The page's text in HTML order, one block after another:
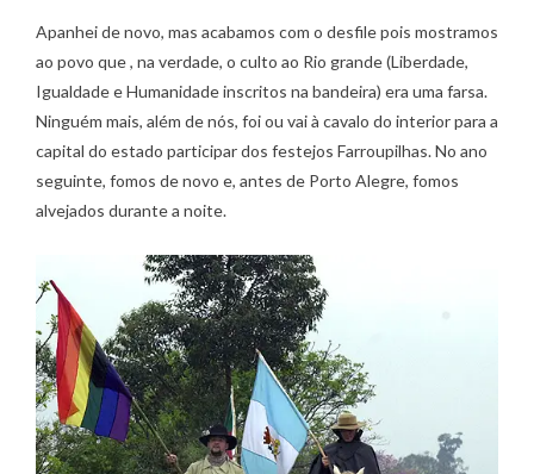
Apanhei de novo, mas acabamos com o desfile pois mostramos
ao povo que , na verdade, o culto ao Rio grande (Liberdade,
Igualdade e Humanidade inscritos na bandeira) era uma farsa.
Ninguém mais, além de nós, foi ou vai à cavalo do interior para a
capital do estado participar dos festejos Farroupilhas. No ano
seguinte, fomos de novo e, antes de Porto Alegre, fomos
alvejados durante a noite.